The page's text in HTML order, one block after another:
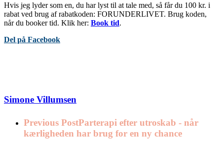
Hvis jeg lyder som en, du har lyst til at tale med, så får du 100 kr. i
rabat ved brug af rabatkoden: FORUNDERLIVET. Brug koden,
når du booker tid. Klik her: Book tid.
Del på Facebook
Simone Villumsen
Previous PostParterapi efter utroskab - når
kærligheden har brug for en ny chance